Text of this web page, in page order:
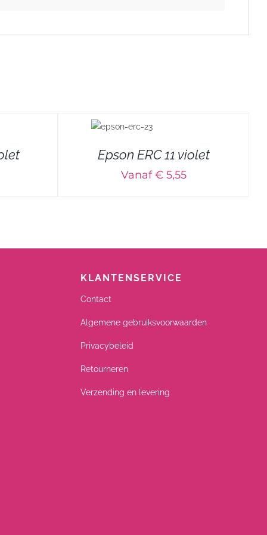
Epson ERC 11 violet
Vanaf € 5,55
KLANTENSERVICE
Contact
Algemene gebruiksvoorwaarden
Privacybeleid
Retourneren
Verzending en levering